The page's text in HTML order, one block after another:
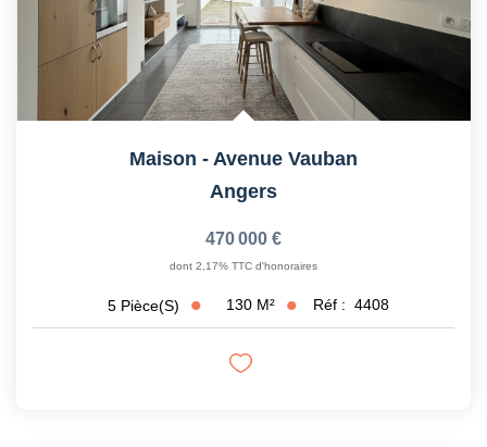
Maison - Avenue Vauban
Angers
470 000 €
dont 2,17% TTC d'honoraires
5 Pièce(s) 130 M² Réf : 4408